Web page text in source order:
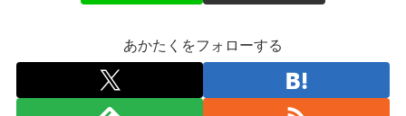
あかたくをフォローする